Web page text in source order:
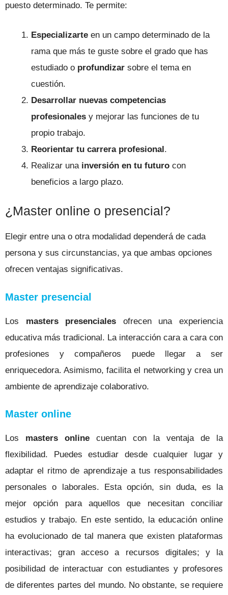
puesto determinado. Te permite:
Especializarte en un campo determinado de la
rama que más te guste sobre el grado que has
estudiado o profundizar sobre el tema en
cuestión.
Desarrollar nuevas competencias
profesionales y mejorar las funciones de tu
propio trabajo.
Reorientar tu carrera profesional.
Realizar una inversión en tu futuro con
beneficios a largo plazo.
¿Master online o presencial?
Elegir entre una o otra modalidad dependerá de cada
persona y sus circunstancias, ya que ambas opciones
ofrecen ventajas significativas.
Master presencial
Los masters presenciales ofrecen una experiencia
educativa más tradicional. La interacción cara a cara con
profesiones y compañeros puede llegar a ser
enriquecedora. Asimismo, facilita el networking y crea un
ambiente de aprendizaje colaborativo.
Master online
Los masters online cuentan con la ventaja de la
flexibilidad. Puedes estudiar desde cualquier lugar y
adaptar el ritmo de aprendizaje a tus responsabilidades
personales o laborales. Esta opción, sin duda, es la
mejor opción para aquellos que necesitan conciliar
estudios y trabajo. En este sentido, la educación online
ha evolucionado de tal manera que existen plataformas
interactivas; gran acceso a recursos digitales; y la
posibilidad de interactuar con estudiantes y profesores
de diferentes partes del mundo. No obstante, se requiere